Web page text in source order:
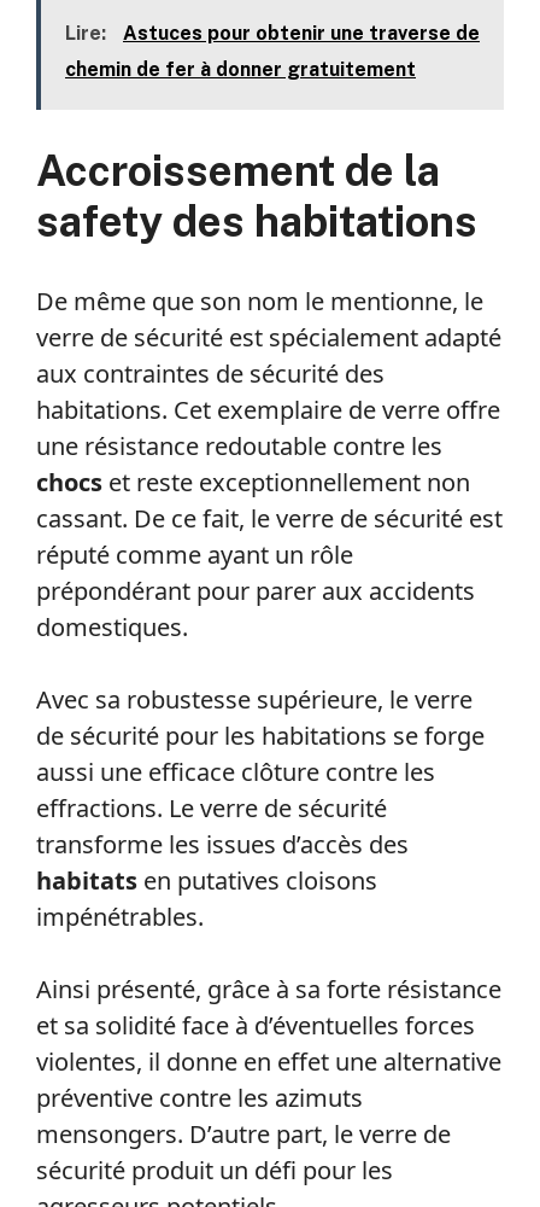
Lire:
Astuces pour obtenir une traverse de
chemin de fer à donner gratuitement
Accroissement de la
safety des habitations
De même que son nom le mentionne, le
verre de sécurité est spécialement adapté
aux contraintes de sécurité des
habitations. Cet exemplaire de verre offre
une résistance redoutable contre les
chocs et reste exceptionnellement non
cassant. De ce fait, le verre de sécurité est
réputé comme ayant un rôle
prépondérant pour parer aux accidents
domestiques.
Avec sa robustesse supérieure, le verre
de sécurité pour les habitations se forge
aussi une efficace clôture contre les
effractions. Le verre de sécurité
transforme les issues d’accès des
habitats en putatives cloisons
impénétrables.
Ainsi présenté, grâce à sa forte résistance
et sa solidité face à d’éventuelles forces
violentes, il donne en effet une alternative
préventive contre les azimuts
mensongers. D’autre part, le verre de
sécurité produit un défi pour les